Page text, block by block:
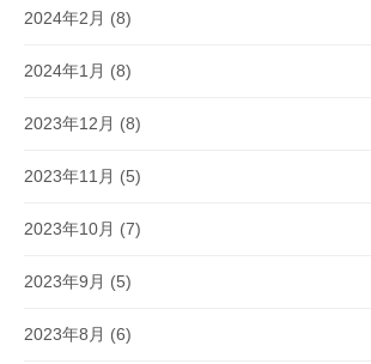
2024年2月 (8)
2024年1月 (8)
2023年12月 (8)
2023年11月 (5)
2023年10月 (7)
2023年9月 (5)
2023年8月 (6)